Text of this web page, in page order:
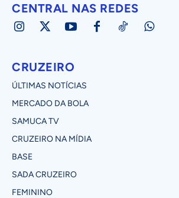
CENTRAL NAS REDES
CRUZEIRO
ÚLTIMAS NOTÍCIAS
MERCADO DA BOLA
SAMUCA TV
CRUZEIRO NA MÍDIA
BASE
SADA CRUZEIRO
FEMININO